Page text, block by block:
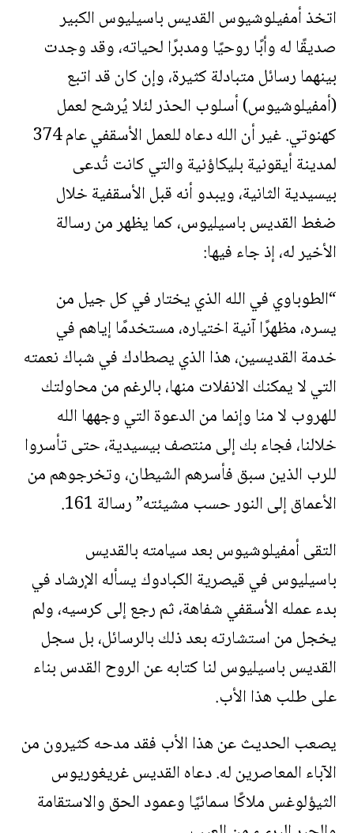
اتخذ أمفيلوشيوس القديس باسيليوس الكبير
صديقًا له وأبًا روحيًا ومدبرًا لحياته، وقد وجدت
بينهما رسائل متبادلة كثيرة، وإن كان قد اتبع
(أمفيلوشيوس) أسلوب الحذر لئلا يُرشح لعمل
كهنوتي. غير أن الله دعاه للعمل الأسقفي عام 374
لمدينة أيقونية بليكاؤنية والتي كانت تُدعى
بيسيدية الثانية، ويبدو أنه قبل الأسقفية خلال
ضغط القديس باسيليوس، كما يظهر من رسالة
الأخير له، إذ جاء فيها:
“الطوباوي في الله الذي يختار في كل جيل من
يسره، مظهرًا آنية اختياره، مستخدمًا إياهم في
خدمة القديسين، هذا الذي يصطادك في شباك نعمته
التي لا يمكنك الانفلات منها، بالرغم من محاولتك
للهروب لا منا وإنما من الدعوة التي وجهها الله
خلالنا، فجاء بك إلى منتصف بيسيدية، حتى تأسروا
للرب الذين سبق فأسرهم الشيطان، وتخرجوهم من
الأعماق إلى النور حسب مشيئته” رسالة 161.
التقى أمفيلوشيوس بعد سيامته بالقديس
باسيليوس في قيصرية الكبادوك يسأله الإرشاد في
بدء عمله الأسقفي شفاهة، ثم رجع إلى كرسيه، ولم
يخجل من استشارته بعد ذلك بالرسائل، بل سجل
القديس باسيليوس لنا كتابه عن الروح القدس بناء
على طلب هذا الأب.
يصعب الحديث عن هذا الأب فقد مدحه كثيرون من
الآباء المعاصرين له. دعاه القديس غريغوريوس
الثيؤلوغس ملاكًا سمائيًا وعمود الحق والاستقامة